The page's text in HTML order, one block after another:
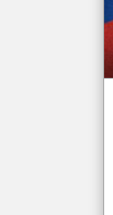
الساعة
والمباشرة